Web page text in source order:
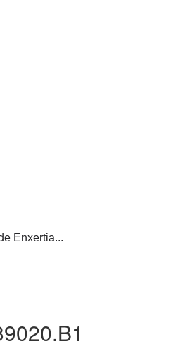
Enxertia...